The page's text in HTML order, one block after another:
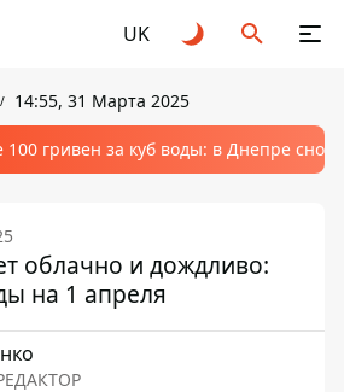
UK
14:55, 31 Марта 2025
100 гривен за куб воды: в Днепре
облачно и дождливо:
на 1 апреля